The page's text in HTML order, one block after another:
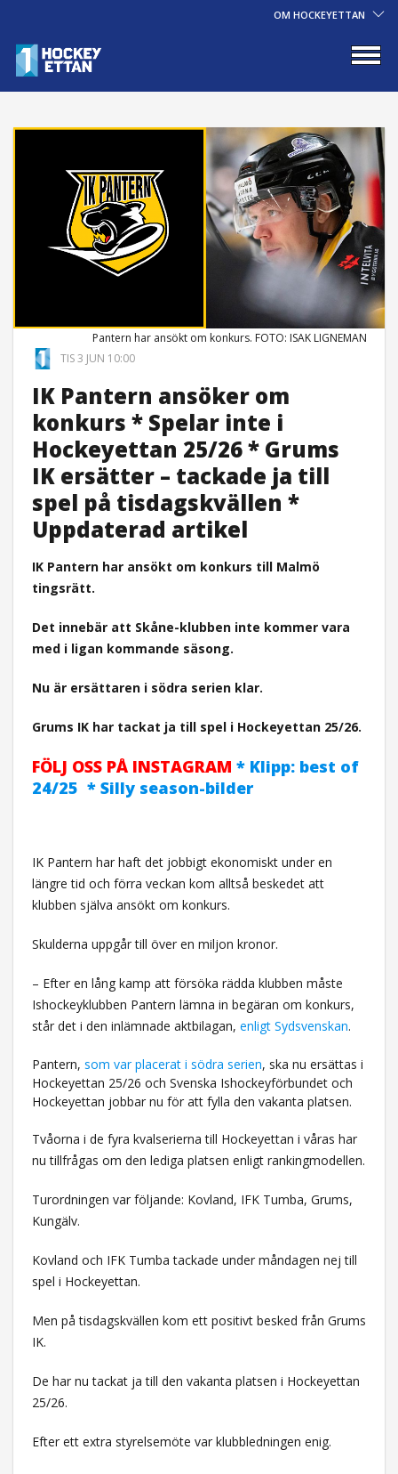
OM HOCKEYETTAN
Pantern har ansökt om konkurs. FOTO: ISAK LIGNEMAN
TIS 3 JUN 10:00
IK Pantern ansöker om
konkurs * Spelar inte i
Hockeyettan 25/26 * Grums
IK ersätter – tackade ja till
spel på tisdagskvällen *
Uppdaterad artikel
IK Pantern har ansökt om konkurs till Malmö
tingsrätt.
Det innebär att Skåne-klubben inte kommer vara
med i ligan kommande säsong.
Nu är ersättaren i södra serien klar.
Grums IK har tackat ja till spel i Hockeyettan 25/26.
FÖLJ OSS PÅ INSTAGRAM * Klipp: best of
24/25 * Silly season-bilder
IK Pantern har haft det jobbigt ekonomiskt under en
längre tid och förra veckan kom alltså beskedet att
klubben själva ansökt om konkurs.
Skulderna uppgår till över en miljon kronor.
– Efter en lång kamp att försöka rädda klubben måste
Ishockeyklubben Pantern lämna in begäran om konkurs,
står det i den inlämnade aktbilagan, enligt Sydsvenskan.
Pantern, som var placerat i södra serien, ska nu ersättas i
Hockeyettan 25/26 och Svenska Ishockeyförbundet och
Hockeyettan jobbar nu för att fylla den vakanta platsen.
Tvåorna i de fyra kvalserierna till Hockeyettan i våras har
nu tillfrågas om den lediga platsen enligt rankingmodellen.
Turordningen var följande: Kovland, IFK Tumba, Grums,
Kungälv.
Kovland och IFK Tumba tackade under måndagen nej till
spel i Hockeyettan.
Men på tisdagskvällen kom ett positivt besked från Grums
IK.
De har nu tackat ja till den vakanta platsen i Hockeyettan
25/26.
Efter ett extra styrelsemöte var klubbledningen enig.